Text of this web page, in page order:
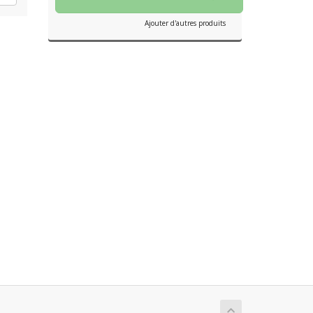
Ajouter d'autres produits